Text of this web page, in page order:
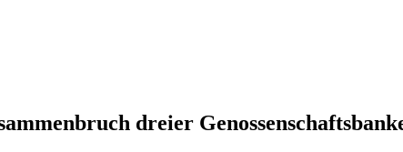
dreier